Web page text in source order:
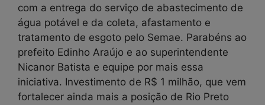
com a entrega do serviço de abastecimento de
água potável e da coleta, afastamento e
tratamento de esgoto pelo Semae. Parabéns ao
prefeito Edinho Araújo e ao superintendente
Nicanor Batista e equipe por mais essa
iniciativa. Investimento de R$ 1 milhão, que vem
fortalecer ainda mais a posição de Rio Preto